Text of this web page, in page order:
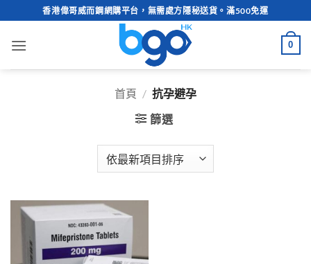
to
content
香港偉哥威而鋼網購平台，無需處方隱秘送貨。滿500免運
0
首頁 / 抗孕避孕
篩選